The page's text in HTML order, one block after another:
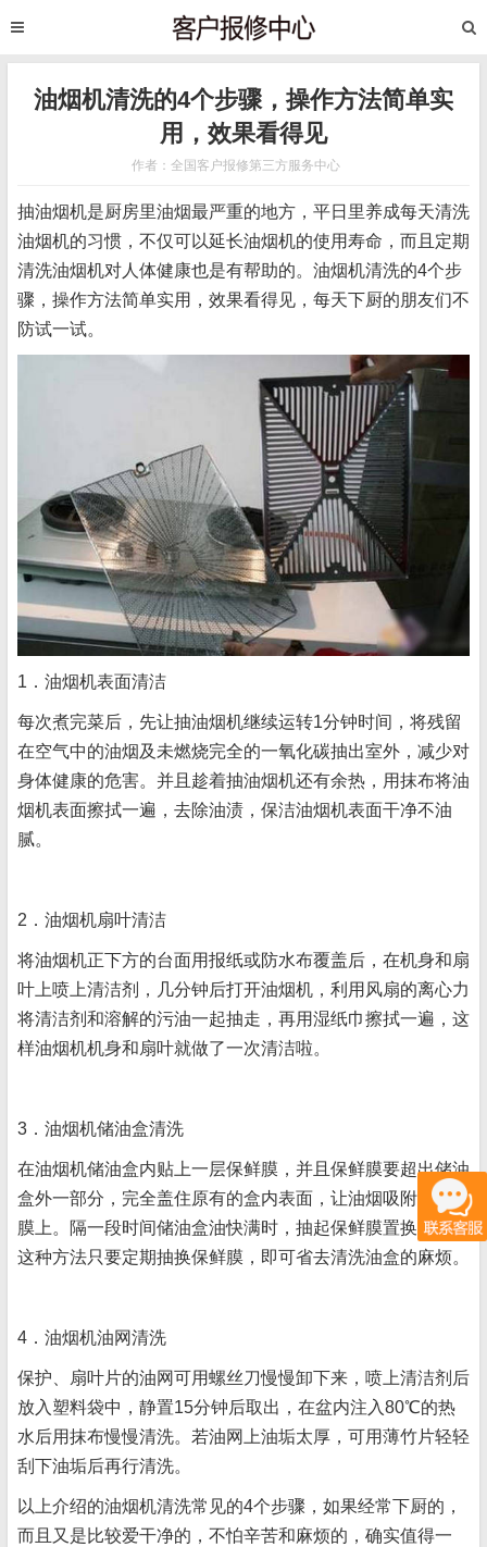
油烟机清洗的4个步骤，操作方法简单实
用，效果看得见
作者：全国客户报修第三方服务中心
抽油烟机是厨房里油烟最严重的地方，平日里养成每天清洗
油烟机的习惯，不仅可以延长油烟机的使用寿命，而且定期
清洗油烟机对人体健康也是有帮助的。油烟机清洗的4个步
骤，操作方法简单实用，效果看得见，每天下厨的朋友们不
防试一试。
1．油烟机表面清洁
每次煮完菜后，先让抽油烟机继续运转1分钟时间，将残留
在空气中的油烟及未燃烧完全的一氧化碳抽出室外，减少对
身体健康的危害。并且趁着抽油烟机还有余热，用抹布将油
烟机表面擦拭一遍，去除油渍，保洁油烟机表面干净不油
腻。
2．油烟机扇叶清洁
将油烟机正下方的台面用报纸或防水布覆盖后，在机身和扇
叶上喷上清洁剂，几分钟后打开油烟机，利用风扇的离心力
将清洁剂和溶解的污油一起抽走，再用湿纸巾擦拭一遍，这
样油烟机机身和扇叶就做了一次清洁啦。
3．油烟机储油盒清洗
在油烟机储油盒内贴上一层保鲜膜，并且保鲜膜要超出储油
盒外一部分，完全盖住原有的盒内表面，让油烟吸附在保鲜
膜上。隔一段时间储油盒油快满时，抽起保鲜膜置换即可，
这种方法只要定期抽换保鲜膜，即可省去清洗油盒的麻烦。
4．油烟机油网清洗
保护、扇叶片的油网可用螺丝刀慢慢卸下来，喷上清洁剂后
放入塑料袋中，静置15分钟后取出，在盆内注入80℃的热
水后用抹布慢慢清洗。若油网上油垢太厚，可用薄竹片轻轻
刮下油垢后再行清洗。
以上介绍的油烟机清洗常见的4个步骤，如果经常下厨的，
而且又是比较爱干净的，不怕辛苦和麻烦的，确实值得一